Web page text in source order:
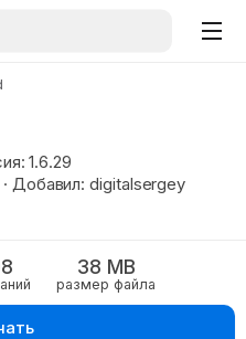
1.6.29
Добавил: digitalsergey
38 MB
размер файла